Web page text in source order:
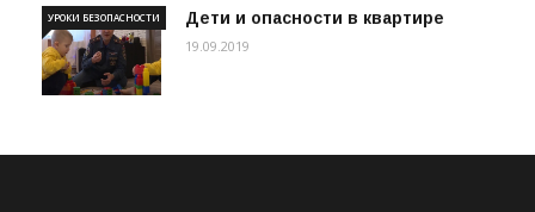
Дети и опасности в квартире
УРОКИ БЕЗОПАСНОСТИ
19.09.2019